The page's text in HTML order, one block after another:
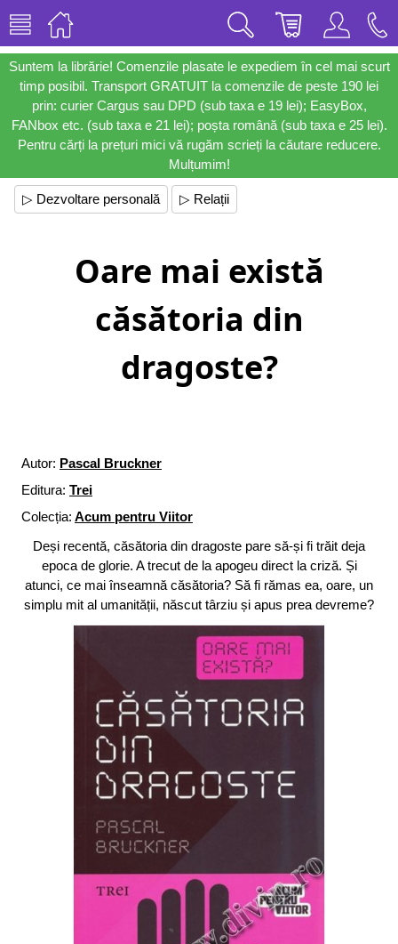
Suntem la librărie! Comenzile plasate le expediem în cel mai scurt
timp posibil. Transport GRATUIT la comenzile de peste 190 lei
prin: curier Cargus sau DPD (sub taxa e 19 lei); EasyBox,
FANbox etc. (sub taxa e 21 lei); poșta română (sub taxa e 25 lei).
Pentru cărți la prețuri mici vă rugăm scrieți la căutare reducere.
Mulțumim!
▷ Dezvoltare personală ▷ Relații
Oare mai există
căsătoria din
dragoste?
Autor: Pascal Bruckner
Editura: Trei
Colecția: Acum pentru Viitor
Deși recentă, căsătoria din dragoste pare să-și fi trăit deja
epoca de glorie. A trecut de la apogeu direct la criză. Și
atunci, ce mai înseamnă căsătoria? Să fi rămas ea, oare, un
simplu mit al umanității, născut târziu și apus prea devreme?